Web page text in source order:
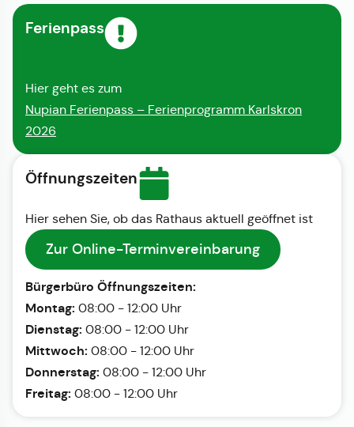
Ferienpass
Hier geht es zum
Nupian Ferienpass – Ferienprogramm Karlskron
2026
Öffnungszeiten
Hier sehen Sie, ob das Rathaus aktuell geöffnet ist
Zur Online-Terminvereinbarung
Bürgerbüro Öffnungszeiten:
Montag: 08:00 - 12:00 Uhr
Dienstag: 08:00 - 12:00 Uhr
Mittwoch: 08:00 - 12:00 Uhr
Donnerstag: 08:00 - 12:00 Uhr
Freitag: 08:00 - 12:00 Uhr